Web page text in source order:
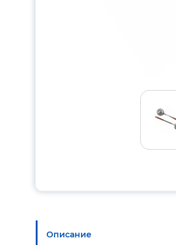
Описание